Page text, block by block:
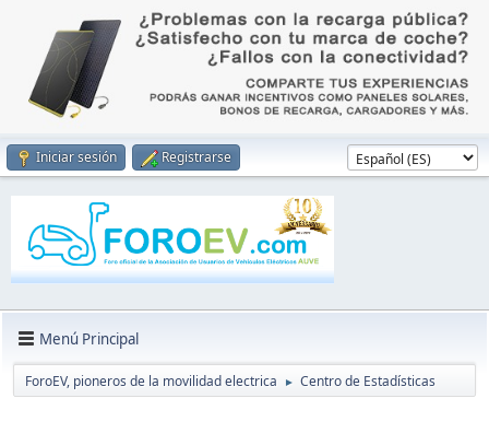
Iniciar sesión Registrarse
Menú Principal
ForoEV, pioneros de la movilidad electrica ► Centro de Estadísticas